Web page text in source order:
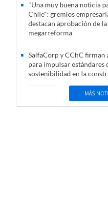
"Una muy buena noticia
Chile": gremios
destacan aprobación de la
megarreforma
SalfaCorp y CChC firman
para impulsar estándares
sostenibilidad en la
MÁS